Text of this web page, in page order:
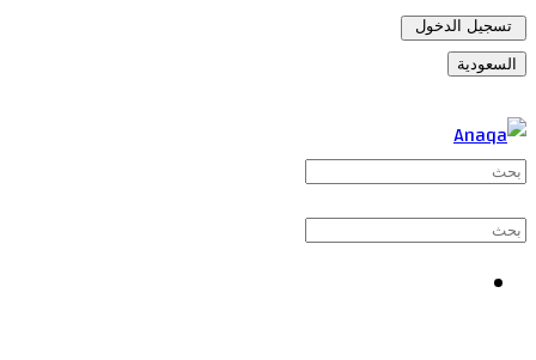
تسجيل الدخول
السعودية